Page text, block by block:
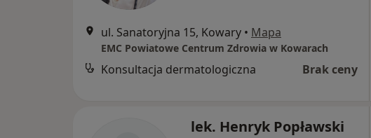
ul. Sanatoryjna 15, Kowary • Mapa
EMC Powiatowe Centrum Zdrowia w Kowarach
Konsultacja dermatologiczna Brak ceny
lek. Henryk Popławski